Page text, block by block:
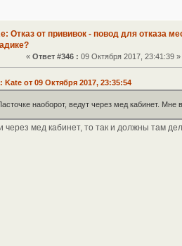
Отказ от прививок - повод для отказа
«Ответ #346 : 09 Октября 2017, 23:41:39 »
Kate от 09 Октября 2017, 23:35:54
наоборот, ведут через мед кабинет.
через мед кабинет, то так и должны там